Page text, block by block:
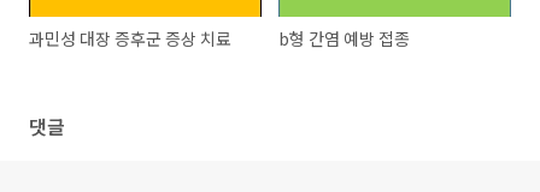
과민성 대장 증후군 증상 치료 b형 간염 예방 접종
댓글